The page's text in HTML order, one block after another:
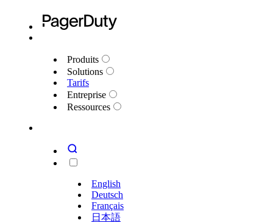
Produits
Solutions
Tarifs
Entreprise
Ressources
English
Deutsch
Français
日本語